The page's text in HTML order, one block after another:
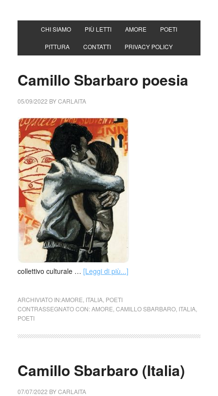
CHI SIAMO PIÙ LETTI AMORE POETI
PITTURA CONTATTI PRIVACY POLICY
Camillo Sbarbaro poesia
05/09/2022 BYCARLAITA
collettivo culturale … [Leggi di più...]
ARCHIVIATO IN:AMORE ITALIA, POETI
CONTRASSEGNATO CON:AMORE CAMILLO SBARBARO, ITALIA,
POETI
Camillo Sbarbaro (Italia)
07/07/2022 BYCARLAITA